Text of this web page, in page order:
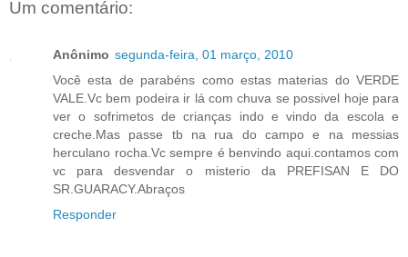
Um comentário:
Anônimo segunda-feira, 01 março, 2010
Você esta de parabéns como estas materias do VERDE
VALE.Vc bem podeira ir lá com chuva se possivel hoje para
ver o sofrimetos de crianças indo e vindo da escola e
creche.Mas passe tb na rua do campo e na messias
herculano rocha.Vc sempre é benvindo aqui.contamos com
vc para desvendar o misterio da PREFISAN E DO
SR.GUARACY.Abraços
Responder